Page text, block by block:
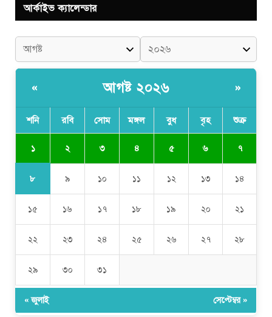
আর্কাইভ ক্যালেন্ডার
« আগষ্ট ২০২৬ »
শনি রবি সোম মঙ্গল বুধ বৃহ শুক্র
১ ২ ৩ ৪ ৫ ৬ ৭
৮ ৯ ১০ ১১ ১২ ১৩ ১৪
১৫ ১৬ ১৭ ১৮ ১৯ ২০ ২১
২২ ২৩ ২৪ ২৫ ২৬ ২৭ ২৮
২৯ ৩০ ৩১
« জুলাই সেপ্টেম্বর »